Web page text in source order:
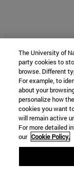
The University of
party cookies to
browse. Different
For example, to
about your
personalize how
cookies you want
will remain active
For more detailed
our Cookie Policy.